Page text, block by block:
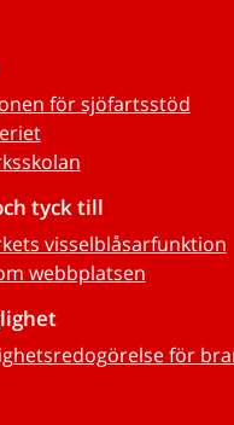
för sjöfartsstöd
tyck till
visselblåsarfunktion
webbplatsen
för